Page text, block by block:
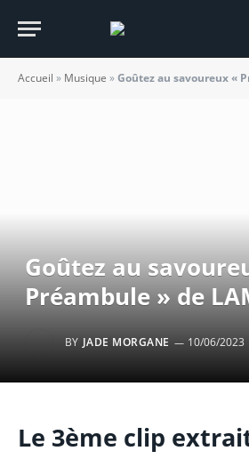
Accueil » Musique »Goûtez au savoureux «
Goûtez au
Préambule » de
BY JADE MORGANE 10/06/2023
Le 3ème clip